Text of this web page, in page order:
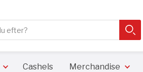
Close search
SØG
Cashels Merchandise